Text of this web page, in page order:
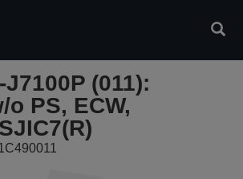
(011):
PS, ECW,